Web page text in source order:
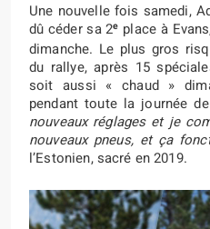
Une nouvelle fois samedi,
dû céder sa 2e place à
dimanche. Le plus gros
du rallye, après 15
soit aussi « chaud »
pendant toute la journée
nouveaux réglages et je
nouveaux pneus, et ça
l’Estonien, sacré en 2019.